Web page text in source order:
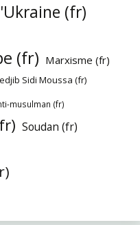
(fr)
(fr) Marxisme (fr)
Sidi Moussa (fr)
musulman (fr)
Soudan (fr)